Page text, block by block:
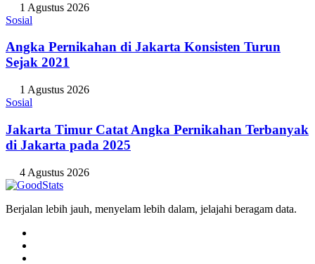
1 Agustus 2026
Sosial
Angka Pernikahan di Jakarta Konsisten Turun
Sejak 2021
1 Agustus 2026
Sosial
Jakarta Timur Catat Angka Pernikahan Terbanyak
di Jakarta pada 2025
4 Agustus 2026
Berjalan lebih jauh, menyelam lebih dalam, jelajahi beragam data.